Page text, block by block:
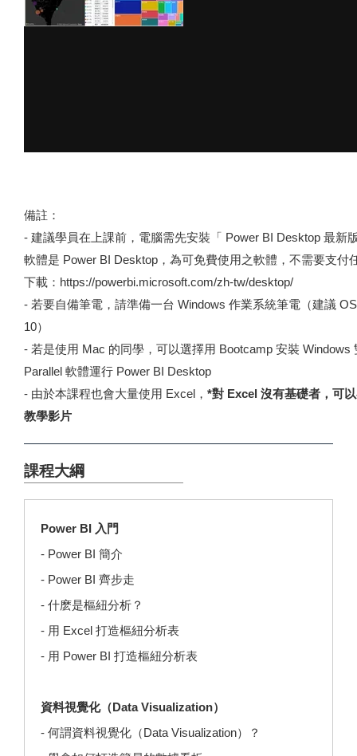
備註：
- 建議學員在上課前，電腦需先安裝「 Power BI Desktop 最新
軟體是 Power BI Desktop，為可免費使用之軟體，不需要支付
下載： https://powerbi.microsoft.com/zh-tw/desktop/
- 若要自備筆電，請準備一台 Windows 作業系統筆電（建議
10）
- 若是使用 Mac 的同學，可以選擇用 Bootcamp 安裝 Windows
Parallel 軟體運行 Power BI Desktop
- 由於本課程也會大量使用 Excel， *對 Excel 沒有基礎者，可
教學影片
課程大綱
Power BI 入門
- Power BI 簡介
- Power BI 齊步走
- 什麽是樞紐分析？
- 用 Excel 打造樞紐分析表
- 用 Power BI 打造樞紐分析表
資料視覺化（Data Visualization）
- 何謂資料視覺化（Data Visualization）？